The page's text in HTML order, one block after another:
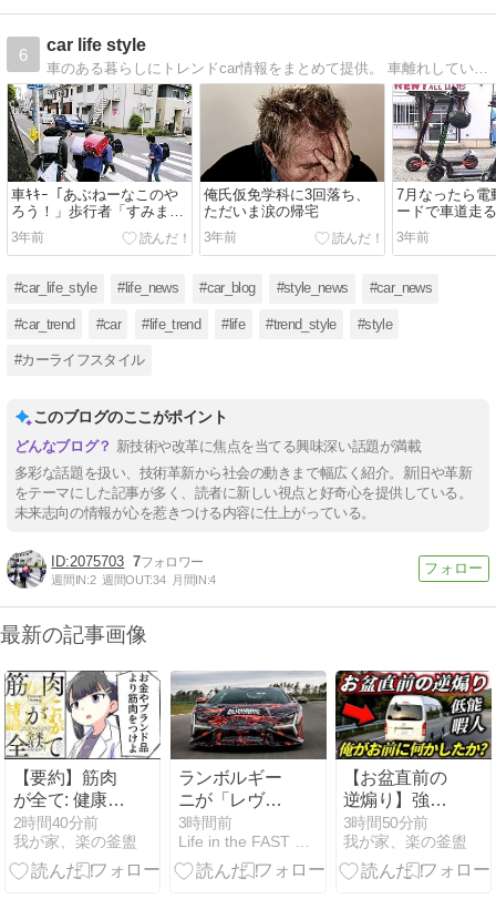
6
car life style
車ｷｷｰ「あぶねーなこのや
ろう！」歩行者「すみませ
ん」ﾍﾟｺﾍﾟｺ←おかしくね？
3年前
俺氏仮免学科に3回落ち、
ただいま涙の帰宅
3年前
7月なったら電
ードで車道走
くｗｗｗｗ
3年前
#car_life_style #life_news #car_blog #style_news #car_news
#car_trend #car #life_trend #life #trend_style #style
#カーライフスタイル
このブログのここがポイント
新技術や改革に焦点を当てる興味深い話題が満載
多彩な話題を扱い、技術革新から社会の動きまで幅広く紹介。新旧や革新
をテーマにした記事が多く、読者に新しい視点と好奇心を提供している。
未来志向の情報が心を惹きつける内容に仕上がっている。
2075703 7
週間IN:2 週間OUT:34 月間IN:4
最新の記事画像
【要約】筋肉
が全て: 健康・
不老・メンタ
ル、人生のす
べてが変わる
2時間40分前
我が家、楽の釜盥
ランボルギー
ニが「レヴエ
ルト SV」の
ティーザー画
像を解禁。ホ
3時間前
Life in the FAST LANE.
【お盆直前の
逆煽り】強引
割り込みのハ
イエースが急
ブレーキ＆横
3時間50分前
我が家、楽の釜盥